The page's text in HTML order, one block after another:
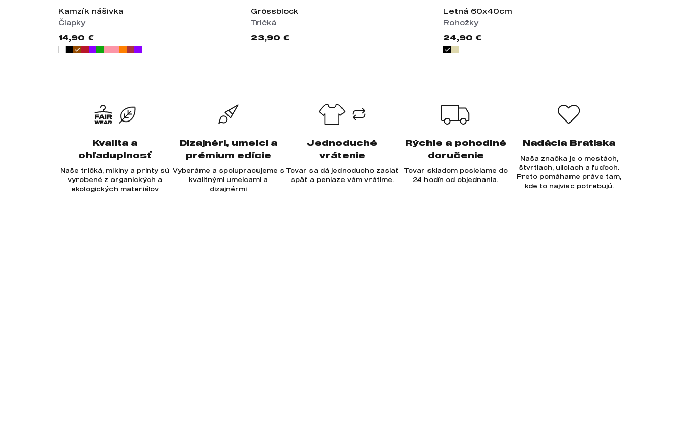
Kamzík nášivka
Čiapky
14,90 €
Grössblock
Tričká
23,90 €
Letná 60x40cm
Rohožky
24,90 €
Kvalita a
ohľaduplnosť
Naše tričká, mikiny a printy sú
vyrobené z organických a
ekologických materiálov
Dizajnéri, umelci a
prémium edície
Vyberáme a spolupracujeme s
kvalitnými umelcami a
dizajnérmi
Jednoduché
vrátenie
Tovar sa dá jednoducho zaslať
späť a peniaze vám vrátime.
Rýchle a pohodlné
doručenie
Tovar skladom posielame do
24 hodín od objednania.
Nadácia Bratiska
Naša značka je o mestách,
štvrtiach, uliciach a ľuďoch.
Preto pomáhame práve tam,
kde to najviac potrebujú.